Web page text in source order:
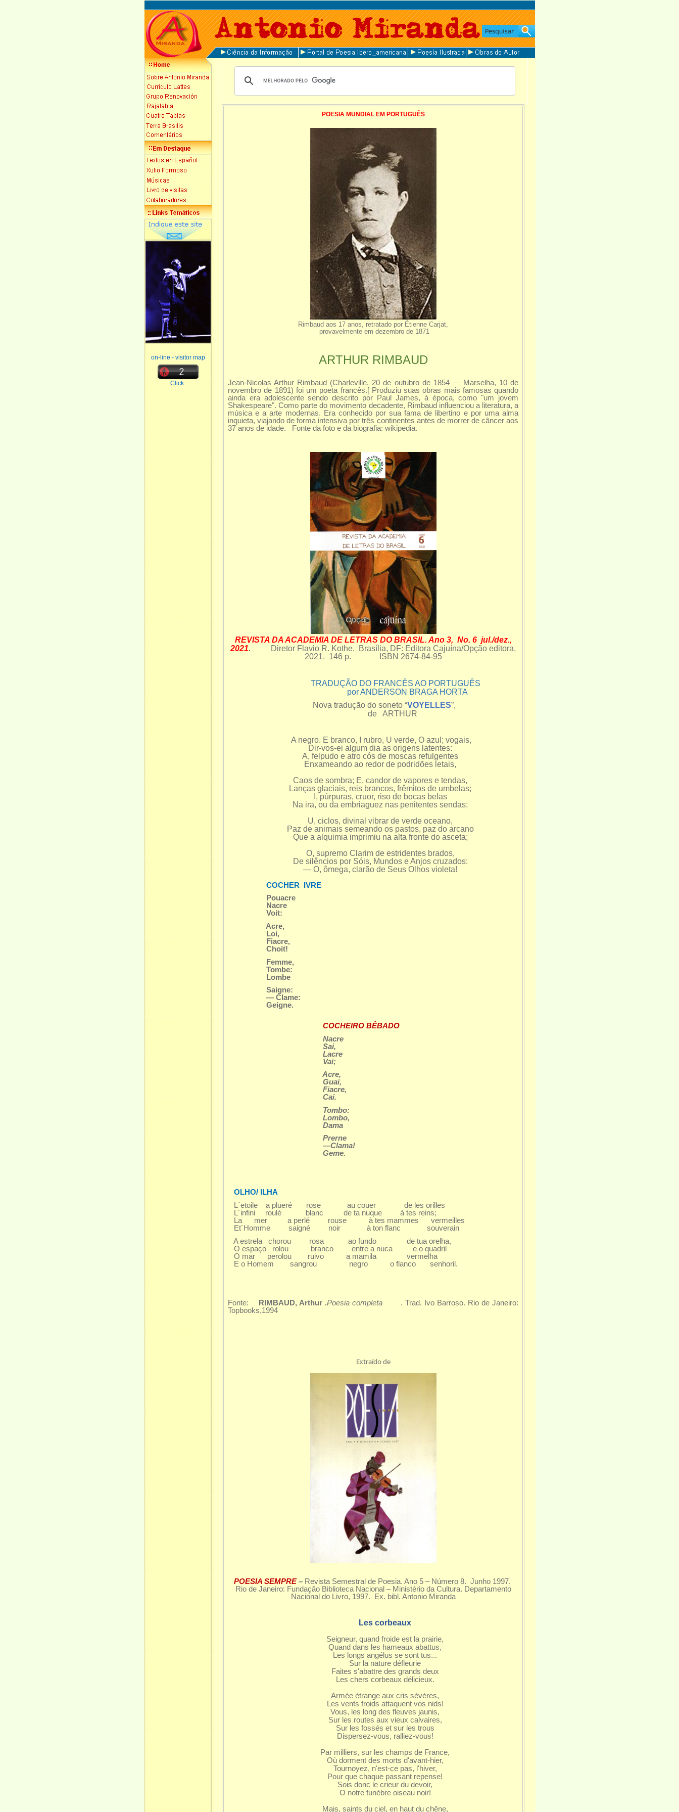
on-line - visitor map
Click
POESIA MUNDIAL EM PORTUGUÊS
Rimbaud aos 17 anos, retratado por Étienne Carjat,
provavelmente em dezembro de 1871
ARTHUR RIMBAUD
Jean-Nicolas Arthur Rimbaud (Charleville, 20 de outubro de 1854 — Marselha, 10 de
novembro de 1891) foi um poeta francês.[ Produziu suas obras mais famosas quando
ainda era adolescente sendo descrito por Paul James, à época, como "um jovem
Shakespeare". Como parte do movimento decadente, Rimbaud influenciou a literatura, a
música e a arte modernas. Era conhecido por sua fama de libertino e por uma alma
inquieta, viajando de forma intensiva por três continentes antes de morrer de câncer aos
37 anos de idade. Fonte da foto e da biografia: wikipedia.
REVISTA DA ACADEMIA DE LETRAS DO BRASIL. Ano 3, No. 6 jul./dez.,
2021.
Diretor Flavio R. Kothe. Brasília, DF: Editora Cajuína/Opção editora,
2021. 146 p. ISBN 2674-84-95
TRADUÇÃO DO FRANCÊS AO PORTUGUÊS
por ANDERSON BRAGA HORTA
Nova tradução do soneto “VOYELLES”,
de ARTHUR
A negro. E branco, I rubro, U verde, O azul; vogais,
Dir-vos-ei algum dia as origens latentes:
A, felpudo e atro cós de moscas refulgentes
Enxameando ao redor de podridões letais,
Caos de sombra; E, candor de vapores e tendas,
Lanças glaciais, reis brancos, frêmitos de umbelas;
I, púrpuras, cruor, riso de bocas belas
Na ira, ou da embriaguez nas penitentes sendas;
U, ciclos, divinal vibrar de verde oceano,
Paz de animais semeando os pastos, paz do arcano
Que a alquimia imprimiu na alta fronte do asceta;
O, supremo Clarim de estridentes brados,
De silêncios por Sóis, Mundos e Anjos cruzados:
— O, ômega, clarão de Seus Olhos violeta!
COCHER IVRE
Pouacre
Nacre
Voit:
Acre,
Loi,
Fiacre,
Choit!
Femme,
Tombe:
Lombe
Saigne:
— Clame:
Geigne.
COCHEIRO BÊBADO
Nacre
Sai,
Lacre
Vai;
Acre,
Guai,
Fiacre,
Cai.
Tombo:
Lombo,
Dama
Prerne
—Clama!
Geme.
OLHO/ ILHA
L´etoile a plueré rose au couer de les orilles
L´infini roulé blanc de ta nuque à tes reins;
La mer a perlé rouse à tes mammes vermeilles
Et´Homme saigné noir à ton flanc souverain
A estrela chorou rosa ao fundo de tua orelha,
O espaço rolou branco entre a nuca e o quadril
O mar perolou ruivo a mamila vermelha
E o Homem sangrou negro o flanco senhoril.
Fonte: RIMBAUD, Arthur .Poesia completa
. Trad. Ivo Barroso. Rio de Janeiro:
Topbooks,1994
Extraído de
POESIA SEMPRE– Revista Semestral de Poesia. Ano 5 – Número 8. Junho 1997.
Rio de Janeiro: Fundação Biblioteca Nacional – Ministério da Cultura. Departamento
Nacional do Livro, 1997. Ex. bibl. Antonio Miranda
Les corbeaux
Seigneur, quand froide est la prairie,
Quand dans les hameaux abattus,
Les longs angélus se sont tus...
Sur la nature défleurie
Faites s'abattre des grands deux
Les chers corbeaux délicieux.
Armée étrange aux cris sévères,
Les vents froids attaquent vos nids!
Vous, les long des fleuves jaunis,
Sur les routes aux vieux calvaires,
Sur les fossés et sur les trous
Dispersez-vous, ralliez-vous!
Par milliers, sur les champs de France,
Où dorment des morts d'avant-hier,
Tournoyez, n'est-ce pas, l'hiver,
Pour que chaque passant repense!
Sois donc le crieur du devoir,
O notre funèbre oiseau noir!
Mais, saints du ciel, en haut du chêne,